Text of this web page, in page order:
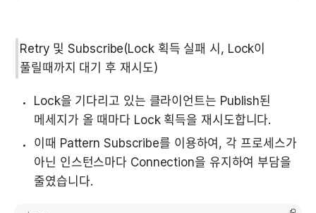
Retry 및 Subscribe(Lock 획득 실패 시, Lock이
풀릴때까지 대기 후 재시도)
Lock을 기다리고 있는 클라이언트는 Publish된
메세지가 올 때마다 Lock 획득을 재시도합니다.
이때 Pattern Subscribe를 이용하여, 각 프로세스가
아닌 인스턴스마다 Connection을 유지하여 부담을
줄였습니다.